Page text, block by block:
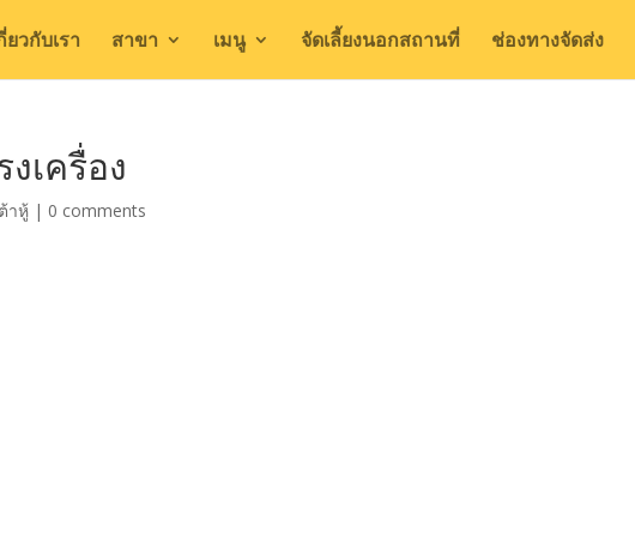
ยวกับเรา สาขา เมนู จัดเลี้ยงนอกสถานที่ ช่องทางจัดส่ง
เครื่อง
าหู้ | 0 comments